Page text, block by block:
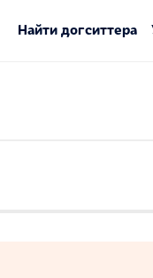
Найти догситтера